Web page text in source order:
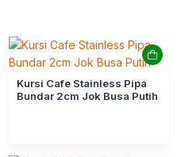
Kursi Cafe Stainless Pipa
Bundar 2cm Jok Busa Putih